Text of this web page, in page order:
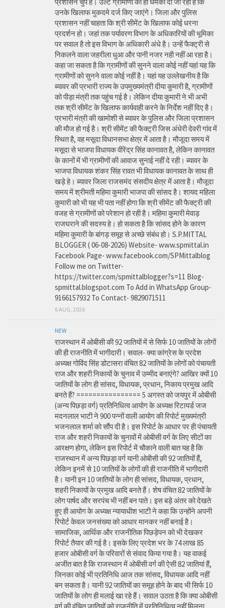
उनके खिलाफ मुकदमे दर्ज किए जाएंगे। जिला और पुलिस
प्रशासन नहीं चाहता कि श्री सीमेंट के खिलाफ कोई धरना
प्रदर्शन हो। जहां तक पर्यावरण विभाग के अधिकारियों की भूमिका
पर सवाल है तो इस विभाग के अधिकारी अंधे है। उन्हें फैक्ट्री से
निकलने वाला जहरीला धुआ और पानी नजर नही नहीं आ रहा है।
कहा जा सकता है कि ग्रामीणों की सुनने वाला कोई नहीं यहां यह कि
ग्रामीणों को सुनने वाला कोई नहीं है। यहां यह उल्लेखनीय है कि
ब्यावर की प्रभारी राज्य के उपमुख्यमंत्री दीया कुमारी है, ग्रामीणों
को पीड़ा मंत्री तक पहुंच गई है। लेकिन दीया कुमारी ने भी अभी
तक श्री सीमेंट के खिलाफ कार्यवाही करने के निर्देश नहीं दिए है।
प्रभारी मंत्री की खामोशी से ब्यावर के पुलिस और जिला प्रशासन
की मौज हो गई है। श्री सीमेंट की फैक्ट्री जिस अंधेरी देवरी गांव में
स्थित है, वह मसूदा विधानसभा क्षेत्र में आता है। मौजूदा समय में
मसूदा से भाजपा विधायक वीरेंद्र सिंह कानावत है, लेकिन कानावत
के कानों में भी ग्रामीणों की आवाज सुनाई नहीं दे रही। ब्यावर के
भाजपा विधायक शंकर सिंह रावत भी विधायक कानावत के साथ ही
खड़े हे। ब्यावर जिला राजसमंद संसदीय क्षेत्र में आता है। मौजूदा
समय में श्रीमती महिमा कुमारी भाजपा की सांसद है। शायद महिला
कुमारी को भी यह भी पता नहीं होगा कि श्री सीमेंट की फैक्ट्री की
वजह से ग्रामीणों को परेशान हो रही है। महिमा कुमारी मेवाड़
राजघराने की सदस्य हे। हो सकता है कि सांसद होने के कारण
महिमा कुमारी के बांगड़ समूह से अच्छे संबंध हो। S.P.MITTAL
BLOGGER ( 06-08-2026) Website- www.spmittal.in
Facebook Page- www.facebook.com/SPMittalblog
Follow me on Twitter-
https://twitter.com/spmittalblogger?s=11 Blog-
spmittal.blogspot.com To Add in WhatsApp Group-
9166157932 To Contact- 9829071511
6 AUG, 2026
NEW
राजस्थान में ओबीसी की 92 जातियों में से सिर्फ 10 जातियों के लोगों
की ही राजनीति में भागीदारी। सवाल- क्या कांग्रेस के प्रदेश
अध्यक्ष गोविंद सिंह डोटासरा वंचित 82 जातियों के लोगों को पंचायती
राज और शहरी निकायों के चुनाव में उम्मीद बनाएंगे? आखिर क्यों 10
जातियों के लोग ही सांसद, विधायक, प्रधान, निकाय प्रमुख आदि
बनते हैं? ================ 5 अगस्त को जयपुर में ओबीसी
(अन्य पिछड़ा वर्ग) प्रतिनिधित्व आयोग के अध्यक्ष रिटायर्ड जज
मदनलाल भाटी ने 900 पन्नों वाली आयोग की रिपोर्ट मुख्यमंत्री
भजनलाल शर्मा को सौंप दी है। इस रिपोर्ट के आधार पर ही पंचायती
राज और शहरी निकायों के चुनावों में ओबीसी वर्ग के लिए सीटों का
आरक्षण होगा, लेकिन इस रिपोर्ट में चौकाने वाली बात यह है कि
राजस्थान में अन्य पिछड़ा वर्ग यानी ओबीसी की 92 जातियों हैं,
लेकिन इनमें से 10 जातियों के लोगों की ही राजनीति में भागीदारी
है। यानी इन 10 जातियों के लोग ही सांसद, विधायक, प्रधान,
शहरी निकायों के प्रमुख आदि बनते हैं। शेष वंचित 82 जातियों के
लोग पार्षद और सरपंच भी नहीं बन पाते। इस बड़े अंतर को देखते
हुए ही आयोग के अध्यक्ष न्यायाधीश भाटी ने कहा कि उन्होंने अपनी
रिपोर्ट केवल जनसंख्या को आधार मानकर नहीं बनाई है।
सामाजिक, आर्थिक और राजनीतिक पिछड़ेपन को भी देखकर
रिपोर्ट तैयार की गई है। इसके लिए प्रदेश भर के 74 लाख 85
हजार ओबीसी वर्ग के परिवारों से संवाद किया गया है। यह वाकई
अजीत बात है कि राजस्थान में ओबीसी वर्ग की ऐसी 82 जातियां हैं,
जिनका कोई भी प्रतिनिधि आज तक सांसद, विधायक आदि नहीं
बन सकता है। यानी 92 जातियों का समूह होने के बाद भी सिर्फ 10
जातियों के लोग ही मलाई खा रहे हैं। सवाल उठता है कि क्या ओबीसी